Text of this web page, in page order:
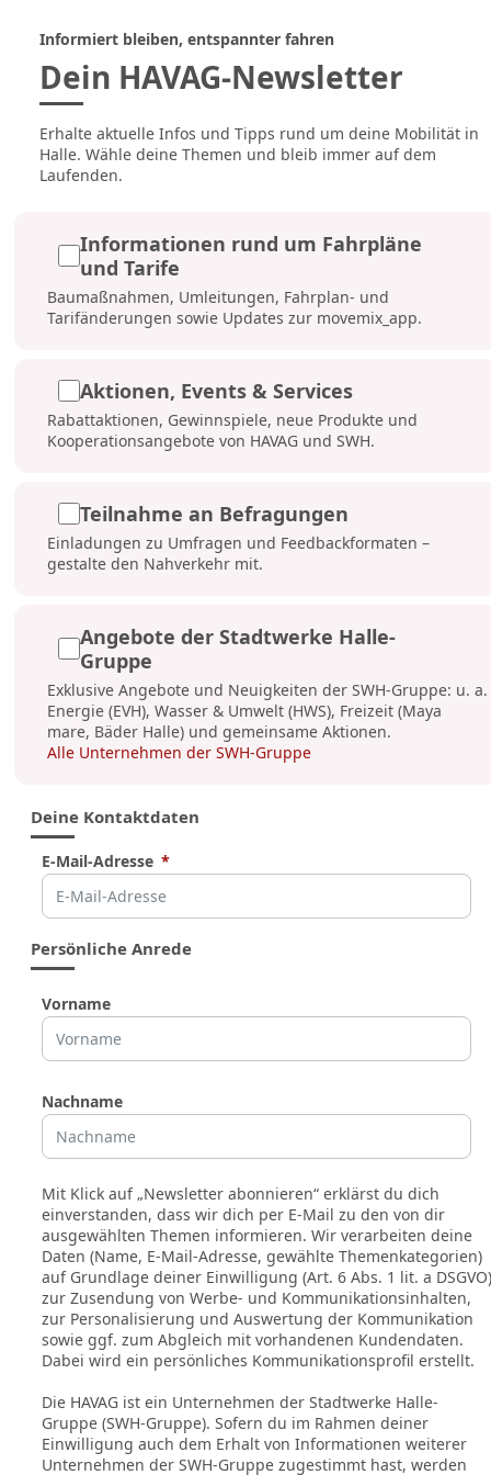
Informiert bleiben, entspannter fahren
Dein HAVAG-Newsletter
Erhalte aktuelle Infos und Tipps rund um deine Mobilität in
Halle. Wähle deine Themen und bleib immer auf dem
Laufenden.
Informationen rund um Fahrpläne
und Tarife
Baumaßnahmen, Umleitungen, Fahrplan- und
Tarifänderungen sowie Updates zur movemix_app.
Aktionen, Events & Services
Rabattaktionen, Gewinnspiele, neue Produkte und
Kooperationsangebote von HAVAG und SWH.
Teilnahme an Befragungen
Einladungen zu Umfragen und Feedbackformaten –
gestalte den Nahverkehr mit.
Angebote der Stadtwerke Halle-
Gruppe
Exklusive Angebote und Neuigkeiten der SWH-Gruppe: u. a.
Energie (EVH), Wasser & Umwelt (HWS), Freizeit (Maya
mare, Bäder Halle) und gemeinsame Aktionen.
Alle Unternehmen der SWH-Gruppe
Deine Kontaktdaten
E-Mail-Adresse
Persönliche Anrede
Vorname
Nachname
Mit Klick auf „Newsletter abonnieren“ erklärst du dich
einverstanden, dass wir dich per E-Mail zu den von dir
ausgewählten Themen informieren. Wir verarbeiten deine
Daten (Name, E-Mail-Adresse, gewählte Themenkategorien)
auf Grundlage deiner Einwilligung (Art. 6 Abs. 1 lit. a DSGVO)
zur Zusendung von Werbe- und Kommunikationsinhalten,
zur Personalisierung und Auswertung der Kommunikation
sowie ggf. zum Abgleich mit vorhandenen Kundendaten.
Dabei wird ein persönliches Kommunikationsprofil erstellt.
Die HAVAG ist ein Unternehmen der Stadtwerke Halle-
Gruppe (SWH-Gruppe). Sofern du im Rahmen deiner
Einwilligung auch dem Erhalt von Informationen weiterer
Unternehmen der SWH-Gruppe zugestimmt hast, werden